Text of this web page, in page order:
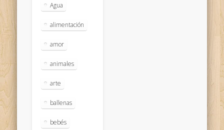
Agua
alimentación
amor
animales
arte
ballenas
bebés